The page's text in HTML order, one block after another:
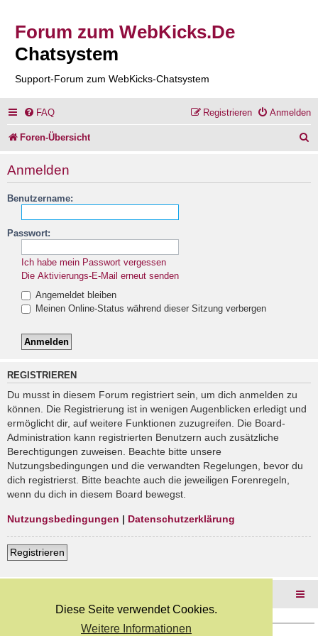
Diese Seite verwendet Cookies.
Weitere Informationen
Forum zum WebKicks.De
Chatsystem
Support-Forum zum WebKicks-Chatsystem
FAQ Anmelden
Registrieren
Foren-Übersicht
Anmelden
Benutzername:
Passwort:
Ich habe mein Passwort vergessen
Die Aktivierungs-E-Mail erneut senden
Angemeldet bleiben
Meinen Online-Status während dieser Sitzung verbergen
REGISTRIEREN
Du musst in diesem Forum registriert sein, um dich anmelden zu
können. Die Registrierung ist in wenigen Augenblicken erledigt und
ermöglicht dir, auf weitere Funktionen zuzugreifen. Die Board-
Administration kann registrierten Benutzern auch zusätzliche
Berechtigungen zuweisen. Beachte bitte unsere
Nutzungsbedingungen und die verwandten Regelungen, bevor du
dich registrierst. Bitte beachte auch die jeweiligen Forenregeln,
wenn du dich in diesem Board bewegst.
Nutzungsbedingungen | Datenschutzerklärung
Registrieren